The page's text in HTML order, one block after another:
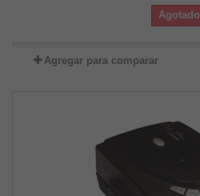
Agotado
Agregar para comparar